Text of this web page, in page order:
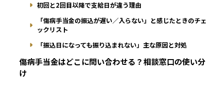
初回と2回目以降で支給日が違う理由
「傷病手当金の振込が遅い／入らない」と感じたときのチェ
ックリスト
「振込日になっても振り込まれない」主な原因と対処
傷病手当金はどこに問い合わせる？相談窓口の使い分
け